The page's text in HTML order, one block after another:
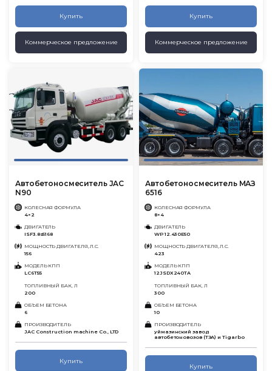
Купить
Коммерческое предложение
Купить
Коммерческое предложение
Автобетоносмеситель JAC
N90
КОЛЕСНАЯ ФОРМУЛА
4×2
ДВИГАТЕЛЬ
ISF3.8s5168
МОЩНОСТЬ ДВИГАТЕЛЯ, Л.С.
156
МОДЕЛЬ КПП
LC6T55
ТОПЛИВНЫЙ БАК, Л
200
ОБЪЕМ БЕТОНА
6
ПРОИЗВОДИТЕЛЬ
JAC Construction machine Co., LTD
Купить
Автобетоносмеситель МАЗ
6516
КОЛЕСНАЯ ФОРМУЛА
8×4
ДВИГАТЕЛЬ
WP 12.430Е50
МОЩНОСТЬ ДВИГАТЕЛЯ, Л.С.
423
МОДЕЛЬ КПП
12JSDX240TA
ТОПЛИВНЫЙ БАК, Л
300
ОБЪЕМ БЕТОНА
10
ПРОИЗВОДИТЕЛЬ
уймазинский завод
автобетоновозов (ТЗА) и Tigarbo
Купить